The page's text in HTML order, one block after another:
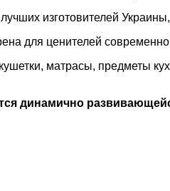
изготовителей
для ценителей
матрасы, предметы
динамично